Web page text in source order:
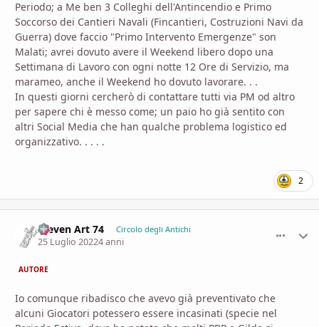
Periodo; a Me ben 3 Colleghi dell'Antincendio e Primo
Soccorso dei Cantieri Navali (Fincantieri, Costruzioni Navi da
Guerra) dove faccio "Primo Intervento Emergenze" son
Malati; avrei dovuto avere il Weekend libero dopo una
Settimana di Lavoro con ogni notte 12 Ore di Servizio, ma
marameo, anche il Weekend ho dovuto lavorare. . .
In questi giorni cercherò di contattare tutti via PM od altro
per sapere chi è messo come; un paio ho già sentito con
altri Social Media che han qualche problema logistico ed
organizzativo. . . . .
2
Steven Art 74 Circolo degli Antichi
25 Luglio 20224 anni
AUTORE
Io comunque ribadisco che avevo già preventivato che
alcuni Giocatori potessero essere incasinati (specie nel